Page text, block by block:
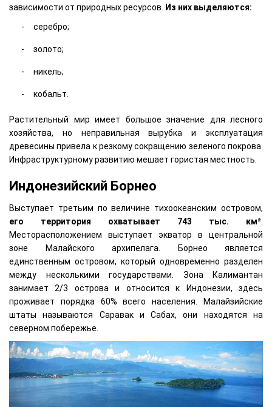
зависимости от природных ресурсов.
Из них выделяются:
серебро;
золото;
никель;
кобальт.
Растительный мир имеет большое значение для лесного
хозяйства, но неправильная вырубка и эксплуатация
древесины привела к резкому сокращению зеленого покрова.
Инфраструктурному развитию мешает гористая местность.
Индонезийский Борнео
Выступает третьим по величине тихоокеанским островом,
его территория охватывает 743 тыс. км².
Месторасположением выступает экватор в центральной
зоне Малайского архипелага. Борнео является
единственным островом, который одновременно разделен
между несколькими государствами. Зона Калимантан
занимает 2/3 острова и относится к Индонезии, здесь
проживает порядка 60% всего населения. Малайзийские
штаты называются Саравак и Сабах, они находятся на
северном побережье.